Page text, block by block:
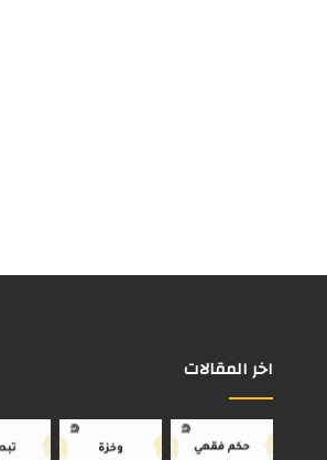
اخر المقالات